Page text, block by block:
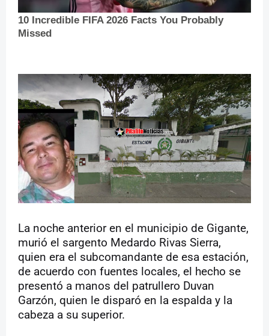
La noche anterior en el municipio de Gigante,
murió el sargento Medardo Rivas Sierra,
quien era el subcomandante de esa estación,
de acuerdo con fuentes locales, el hecho se
presentó a manos del patrullero Duvan
Garzón, quien le disparó en la espalda y la
cabeza a su superior.